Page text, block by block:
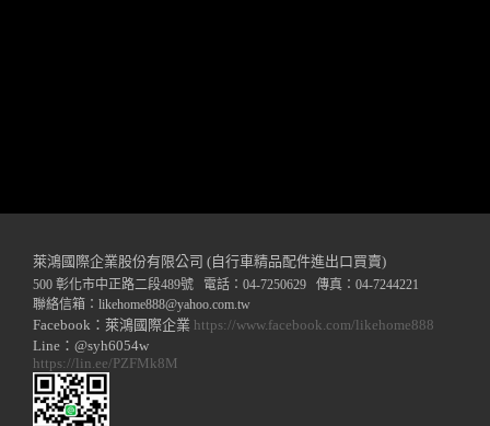
萊鴻國際企業股份有限公司 (自行車精品配件進出口買賣)
500 彰化市中正路二段489號 電話：04-7250629 傳真：04-7244221
聯絡信箱： likehome888@yahoo.com.tw
Facebook：萊鴻國際企業 https://www.facebook.com/likehome888
Line：@syh6054w
https://lin.ee/PZFMk8M